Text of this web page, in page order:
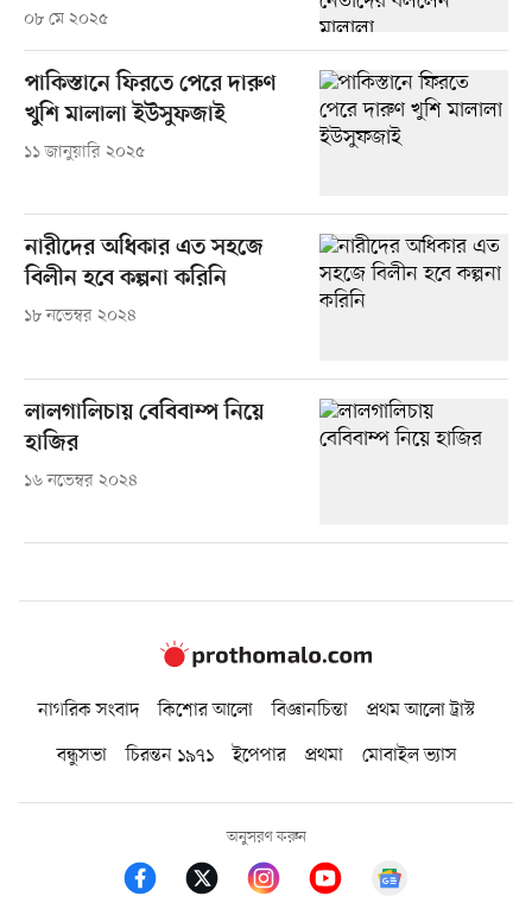
০৮ মে ২০২৫
পাকিস্তানে ফিরতে পেরে দারুণ
খুশি মালালা ইউসুফজাই
১১ জানুয়ারি ২০২৫
নারীদের অধিকার এত সহজে
বিলীন হবে কল্পনা করিনি
১৮ নভেম্বর ২০২৪
লালগালিচায় বেবিবাম্প নিয়ে
হাজির
১৬ নভেম্বর ২০২৪
নাগরিক সংবাদ কিশোর আলো বিজ্ঞানচিন্তা
প্রথম আলো ট্রাস্ট
বন্ধুসভা
চিরন্তন ১৯৭১ ইপেপার প্রথমা মোবাইল ভ্যাস
অনুসরণ করুন